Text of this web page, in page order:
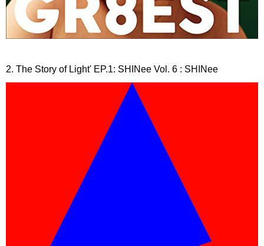
2. The Story of Light' EP.1: SHINee Vol. 6 : SHINee